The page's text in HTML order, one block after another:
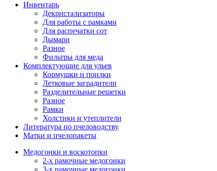
Инвентарь
Декристализаторы
Для работы с рамками
Для распечатки сот
Дымари
Разное
Фильтры для меда
Комплектующие для ульев
Кормушки и поилки
Летковые заградители
Разделительные решетки
Разное
Рамки
Холстики и утеплители
Литература по пчеловодству
Матки и пчелопакеты
Медогонки и воскотопки
2-х рамочные медогонки
3-х рамочные медогонки